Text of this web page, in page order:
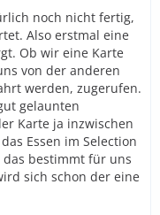
noch nicht fertig,
Also erstmal eine
Ob wir eine Karte
von der anderen
werden, zugerufen.
gelaunten
Karte ja inzwischen
Essen im Selection
bestimmt für uns
sich schon der eine